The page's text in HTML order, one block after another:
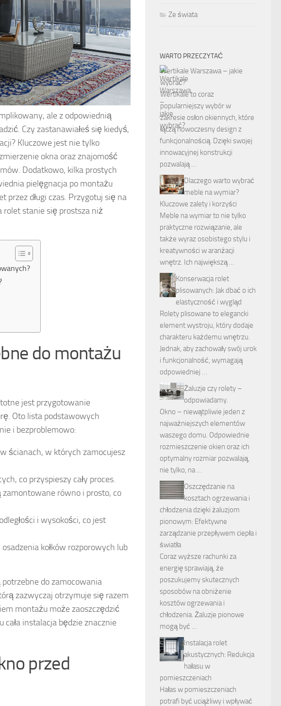
ale z odpowiednią
Czy zastanawiałeś się kiedyś,
Kluczowe jest nie tylko
okna oraz znajomość
Dodatkowo, kilka prostych
pielęgnacja po montażu
długi czas. Przygotuj się na
stanie się prostsza niż
do montażu
jest przygotowanie
Oto lista podstawowych
i bezproblemowo:
ścianach, w których zamocujesz
co przyspieszy cały proces.
równo i prosto, co
i wysokości, co jest
kołków rozporowych lub
potrzebne do zamocowania
zazwyczaj otrzymuje się razem
montażu może zaoszczędzić
cała instalacja będzie znacznie
przed
Ze świata
WARTO PRZECZYTAĆ
Wertikale Warszawa – jakie
wybrać?
Wertikale to coraz
popularniejszy wybór w
zakresie osłon okiennych, które
łączą nowoczesny design z
funkcjonalnością. Dzięki swojej
innowacyjnej konstrukcji
pozwalają …
Dlaczego warto wybrać
meble na wymiar?
Kluczowe zalety i korzyści
Meble na wymiar to nie tylko
praktyczne rozwiązanie, ale
także wyraz osobistego stylu i
kreatywności w aranżacji
wnętrz. Ich największą …
Konserwacja rolet
plisowanych: Jak dbać o ich
elastyczność i wygląd
Rolety plisowane to elegancki
element wystroju, który dodaje
charakteru każdemu wnętrzu.
Jednak, aby zachowały swój urok
i funkcjonalność, wymagają
odpowiedniej …
Żaluzje czy rolety –
odpowiadamy.
Okno – niewątpliwie jeden z
najważniejszych elementów
waszego domu. Odpowiednie
rozmieszczenie okien oraz ich
optymalny rozmiar pozwalają,
nie tylko, na …
Oszczędzanie na
kosztach ogrzewania i
chłodzenia dzięki żaluzjom
pionowym: Efektywne
zarządzanie przepływem ciepła i
światła
Coraz wyższe rachunki za
energię sprawiają, że
poszukujemy skutecznych
sposobów na obniżenie
kosztów ogrzewania i
chłodzenia. Żaluzje pionowe
mogą być …
Instalacja rolet
akustycznych: Redukcja
hałasu w
pomieszczeniach
Hałas w pomieszczeniach
potrafi być uciążliwy i wpływać